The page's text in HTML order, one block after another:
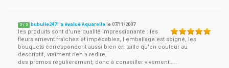
5 / 5 bubulle2471 a évalué Aquarelle le07/11/2007
les produits sont d'une qualité impressionante : les
fleurs arrievnt fraiches et impécables, l'emballage est soigné, les
bouquets correspondent aussi bien en taille qu'en couleur au
descriptif, vraiment rien a redire,
des promos régulièrement, donc à conseiller vivement.....